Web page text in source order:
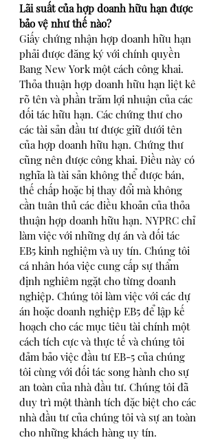
Lãi suất của hợp doanh hữu hạn được
bảo vệ như thế nào?
Giấy chứng nhận hợp doanh hữu hạn
phải được đăng ký với chính quyền
Bang New York một cách công khai.
Thỏa thuận hợp doanh hữu hạn liệt kê
rõ tên và phần trăm lợi nhuận của các
đối tác hữu hạn. Các chứng thư cho
các tài sản đầu tư được giữ dưới tên
của hợp doanh hữu hạn. Chứng thư
cũng nên được công khai. Điều này có
nghĩa là tài sản không thể được bán,
thế chấp hoặc bị thay đổi mà không
cần tuân thủ các điều khoản của thỏa
thuận hợp doanh hữu hạn. NYPRC chỉ
làm việc với những dự án và đối tác
EB5 kinh nghiệm và uy tín. Chúng tôi
cá nhân hóa việc cung cấp sự thẩm
định nghiêm ngặt cho từng doanh
nghiệp. Chúng tôi làm việc với các dự
án hoặc doanh nghiệp EB5 để lập kế
hoạch cho các mục tiêu tài chính một
cách tích cực và thực tế và chúng tôi
đảm bảo việc đầu tư EB-5 của chúng
tôi cùng với đối tác song hành cho sự
an toàn của nhà đầu tư. Chúng tôi đã
duy trì một thành tích đặc biệt cho các
nhà đầu tư của chúng tôi và sự an toàn
cho những khách hàng uy tín.